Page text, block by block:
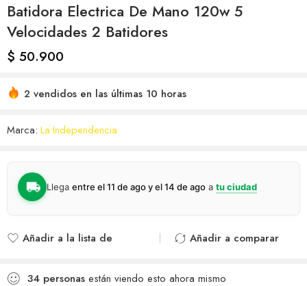
Batidora Electrica De Mano 120w 5
Velocidades 2 Batidores
$ 50.900
2 vendidos en las últimas 10 horas
Marca: La Independencia
Llega entre el 11 de ago y el 14 de ago a tu ciudad
Añadir a la lista de
Añadido a la lista de
Añadir a comparar
34 personas están viendo esto ahora mismo